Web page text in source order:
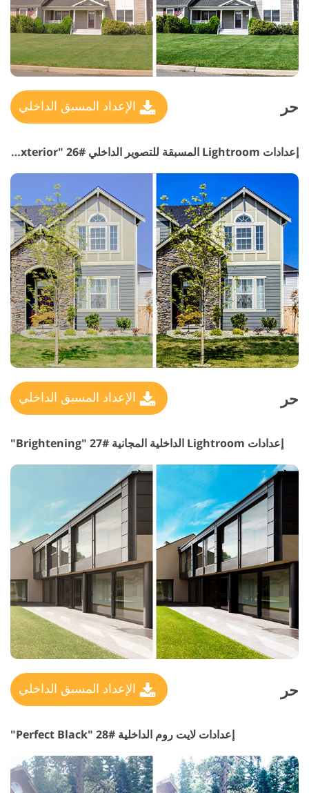
حر الإعداد المسبق الداخلي
إعدادات Lightroom المسبقة للتصوير الداخلي #26 "Exterior"
حر الإعداد المسبق الداخلي
إعدادات Lightroom الداخلية المجانية #27 "Brightening"
حر الإعداد المسبق الداخلي
إعدادات لايت روم الداخلية #28 "Perfect Black"